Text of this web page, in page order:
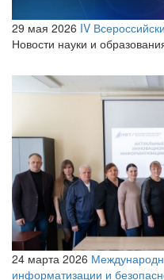
29 мая 2026 IV
Новости науки и
24 марта 2026
информатизации и